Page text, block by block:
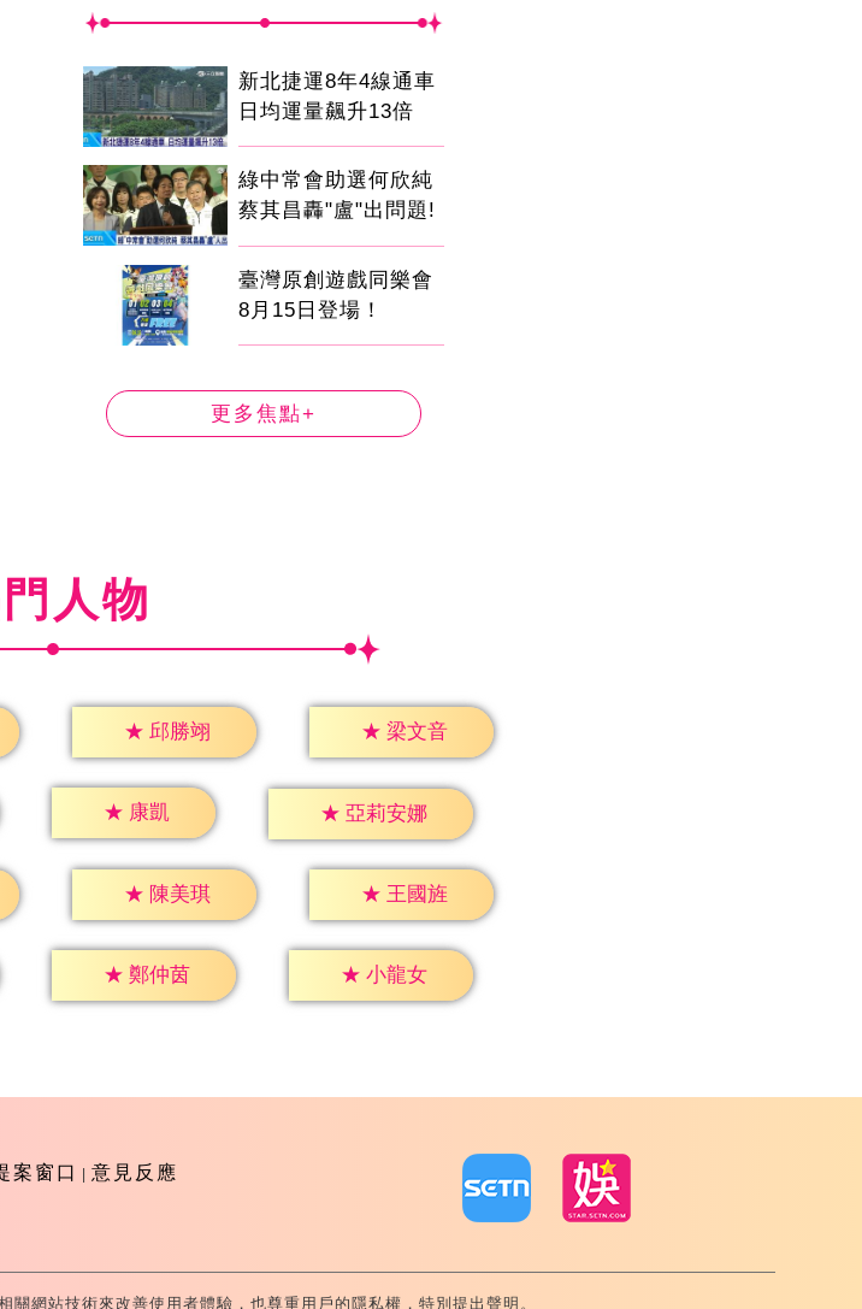
新北捷運8年4線通車
日均運量飆升13倍
綠中常會助選何欣純
蔡其昌轟"盧"出問題!
臺灣原創遊戲同樂會
8月15日登場！
更多焦點+
人物
★ 邱勝翊 ★ 梁文音
★ 康凱 ★ 亞莉安娜
★ 陳美琪 ★ 王國旌
★ 鄭仲茵 ★ 小龍女
案窗口 意見反應
關網站技術來改善使用者體驗，也尊重用戶的隱私權，特別提出聲明。